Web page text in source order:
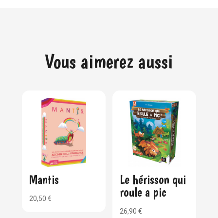
Vous aimerez aussi
Mantis
20,50 €
Le hérisson qui
roule a pic
26,90€